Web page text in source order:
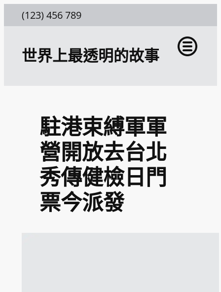
至
(123) 456 789
世界上最透明的故事
駐港束縛軍軍
營開放去台北
秀傳健檢日門
票今派發